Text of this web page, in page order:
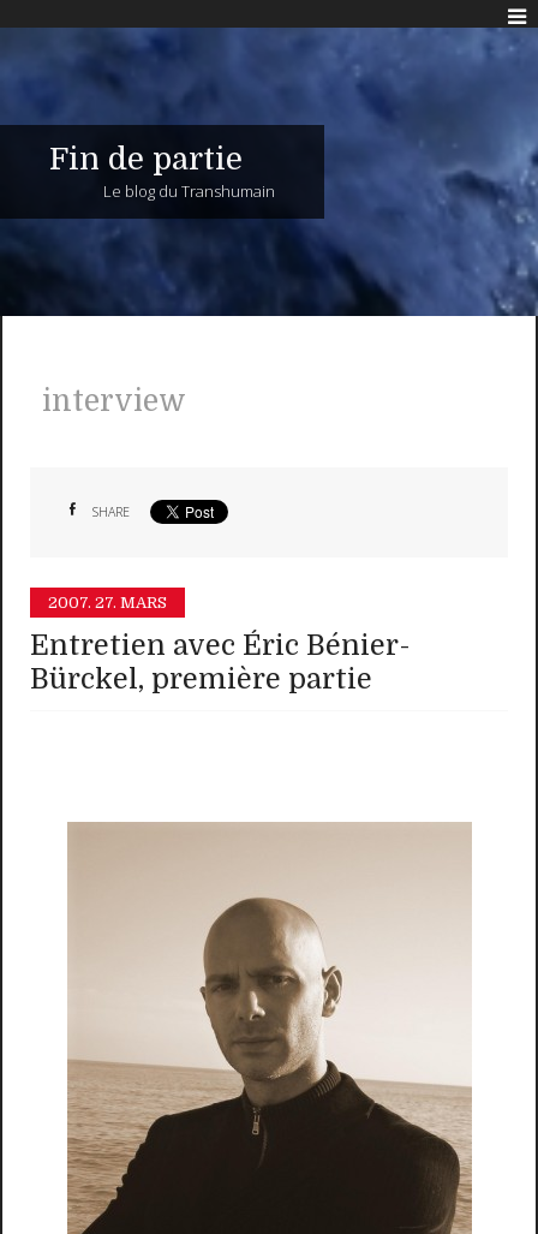
Fin de partie
Le blog du Transhumain
interview
SHARE
2007. 27. MARS
Entretien avec Éric Bénier-
Bürckel, première partie